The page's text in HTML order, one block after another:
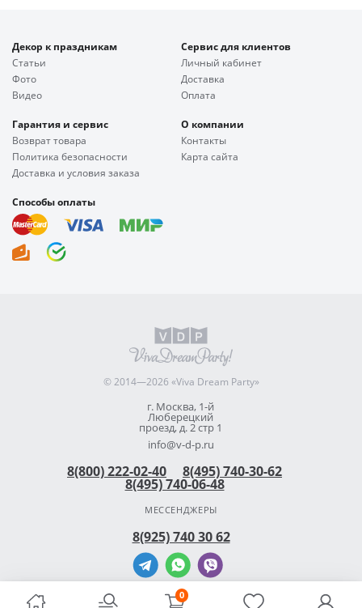
0
Декор к праздникам
Статьи
Фото
Видео
Сервис для клиентов
Личный кабинет
Доставка
Оплата
Гарантия и сервис
Возврат товара
Политика безопасности
Доставка и условия заказа
О компании
Контакты
Карта сайта
Способы оплаты
© 2014—2026 «Viva Dream Party»
г. Москва, 1-й
Люберецкий
проезд, д. 2 стр 1
info@v-d-p.ru
8(800) 222-02-40 8(495) 740-30-62
8(495) 740-06-48
МЕССЕНДЖЕРЫ
8(925) 740 30 62